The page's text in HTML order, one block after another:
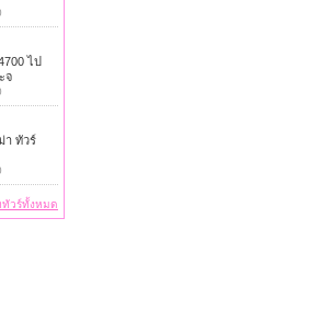
ไป
จ
า ทัวร์
ทัวร์ทั้งหมด